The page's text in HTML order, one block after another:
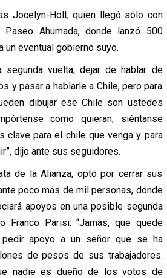
Jocelyn-Holt, quien llegó sólo con
Paseo Ahumada, donde lanzó 500
eventual gobierno suyo.
segunda vuelta, dejar de hablar de
y pasar a hablarle a Chile, pero para
dibujar ese Chile son ustedes
como quieran, siéntanse
clave para el chile que venga y para
dijo ante sus seguidores.
de la Alianza, optó por cerrar sus
poco más de mil personas, donde
apoyos en una posible segunda
Franco Parisi: “Jamás, que quede
apoyo a un señor que se ha
de pesos de sus trabajadores.
nadie es dueño de los votos de